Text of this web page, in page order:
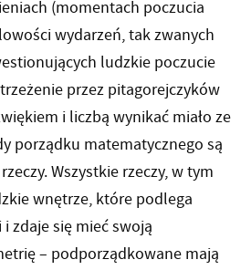
(momentach poczucia
wydarzeń, tak zwanych
ludzkie poczucie
przez pitagorejczyków
i liczbą wynikać miało ze
porządku matematycznego są
Wszystkie rzeczy, w tym
wnętrze, które podlega
zdaje się mieć swoją
– podporządkowane mają